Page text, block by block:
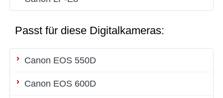
Passt für diese Digitalkameras:
Canon EOS 550D
Canon EOS 600D